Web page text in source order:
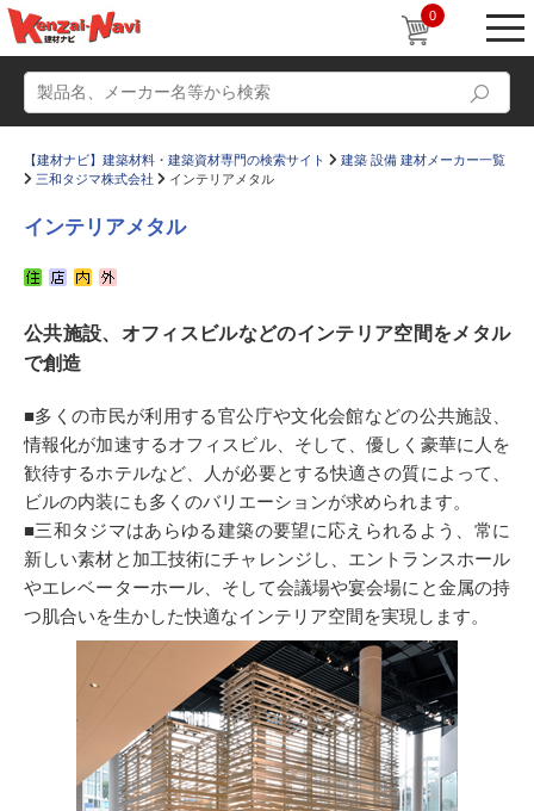
0
かたなび コラム
Q＆A 販売・施工代理店募集
お気に入り
【建材ナビ】建築材料・建築資材専門の検索サイト
建築 設備 建材メーカー一覧
三和タジマ株式会社
インテリアメタル
インテリアメタル
公共施設、オフィスビルなどのインテリア空間をメタル
で創造
■多くの市民が利用する官公庁や文化会館などの公共施設、
情報化が加速するオフィスビル、そして、優しく豪華に人を
歓待するホテルなど、人が必要とする快適さの質によって、
ビルの内装にも多くのバリエーションが求められます。
■三和タジマはあらゆる建築の要望に応えられるよう、常に
新しい素材と加工技術にチャレンジし、エントランスホール
やエレベーターホール、そして会議場や宴会場にと金属の持
つ肌合いを生かした快適なインテリア空間を実現します。